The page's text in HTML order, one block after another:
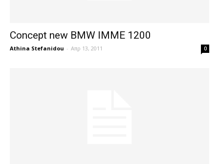
Concept new BMW IMME 1200
Athina Stefanidou - Απρ 13, 2011 0